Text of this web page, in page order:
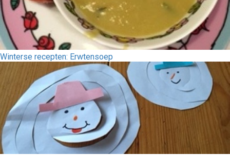
Winterse recepten: Erwtensoep